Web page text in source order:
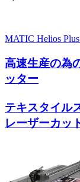
MATIC Helios
高速生産の為
ッター
テキスタイル
レーザーカッ